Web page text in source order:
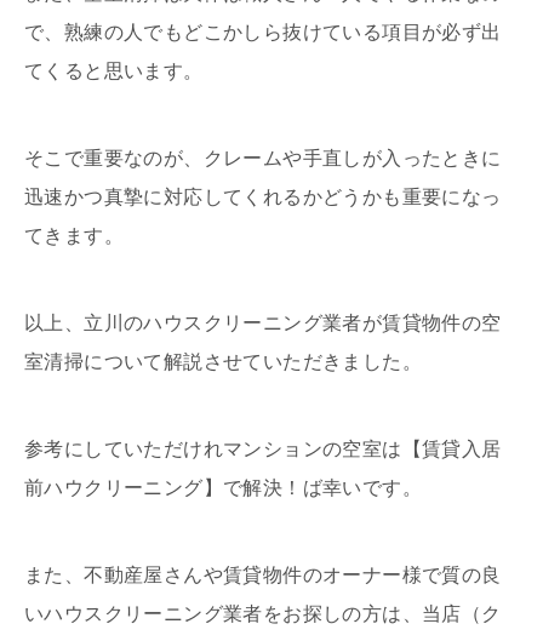
で、熟練の人でもどこかしら抜けている項目が必ず出
てくると思います。
そこで重要なのが、クレームや手直しが入ったときに
迅速かつ真摯に対応してくれるかどうかも重要になっ
てきます。
以上、立川のハウスクリーニング業者が賃貸物件の空
室清掃について解説させていただきました。
参考にしていただけれマンションの空室は【賃貸入居
前ハウクリーニング】で解決！ば幸いです。
また、不動産屋さんや賃貸物件のオーナー様で質の良
いハウスクリーニング業者をお探しの方は、当店（ク